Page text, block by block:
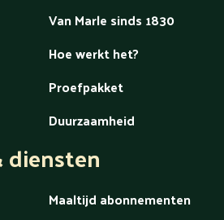
Van Marle sinds 1830
Hoe werkt het?
Proefpakket
Duurzaamheid
diensten
Maaltijd abonnementen